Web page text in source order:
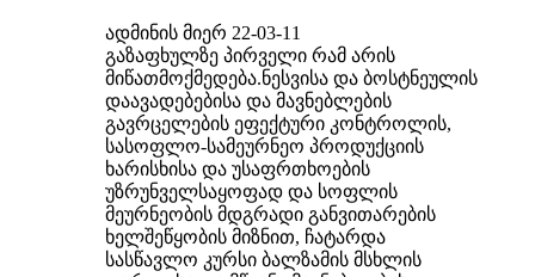
ადმინის მიერ 22-03-11
გაზაფხულზე პირველი რამ არის
მიწათმოქმედება.ნესვისა და ბოსტნეულის
დაავადებებისა და მავნებლების
გავრცელების ეფექტური კონტროლის,
სასოფლო-სამეურნეო პროდუქციის
ხარისხისა და უსაფრთხოების
უზრუნველსაყოფად და სოფლის
მეურნეობის მდგრადი განვითარების
ხელშეწყობის მიზნით, ჩატარდა
სასწავლო კურსი ბალზამის მსხლის